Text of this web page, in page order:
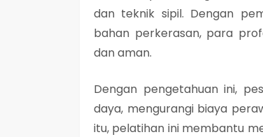
dan teknik sipil. Dengan
bahan perkerasan, para
dan aman.
Dengan pengetahuan ini,
daya, mengurangi biaya
itu, pelatihan ini membantu